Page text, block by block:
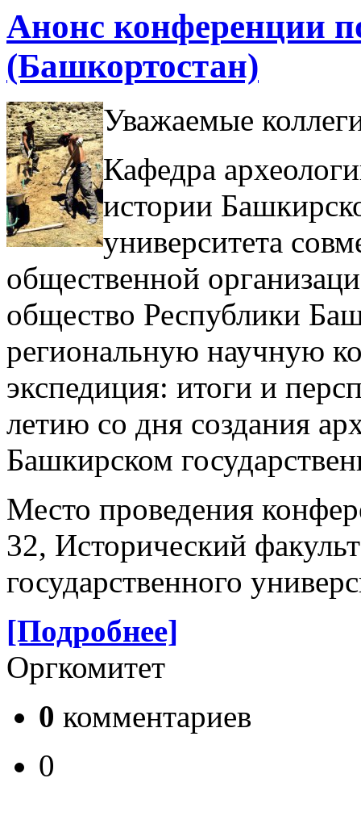
Анонс конференции
(Башкортостан)
Уважаемые
Кафедра
истории
университета
общественной
общество Республики
региональную научную
экспедиция: итоги и
летию со дня создания
Башкирском
Место проведения
32, Исторический
государственного
[Подробнее]
Оргкомитет
0 комментариев
0